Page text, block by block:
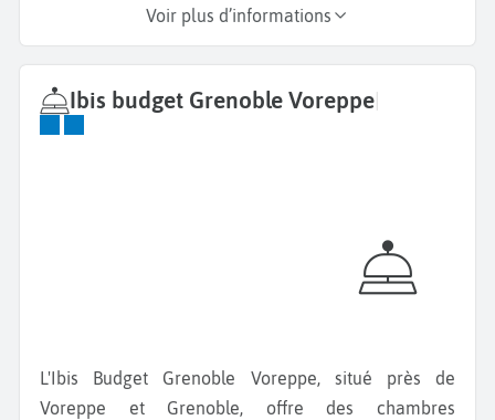
Voir plus d’informations
Ibis budget Grenoble Voreppe
L'Ibis Budget Grenoble Voreppe, situé près de
Voreppe et Grenoble, offre des chambres